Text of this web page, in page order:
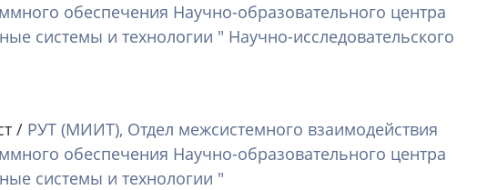
обеспечения Научно-образовательного центра
системы и технологии " Научно-исследовательского
/ РУТ (МИИТ), Отдел межсистемного взаимодействия
обеспечения Научно-образовательного центра
системы и технологии "